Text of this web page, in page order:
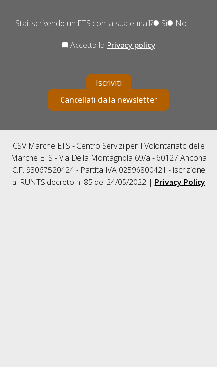
Stai iscrivendo un ETS con la sua e-mail? Sì No
Accetto la Privacy policy
Iscriviti
Cancellati dalla newsletter
CSV Marche ETS - Centro Servizi per il Volontariato delle
Marche ETS - Via Della Montagnola 69/a - 60127 Ancona
C.F. 93067520424 - Partita IVA 02596800421 - iscrizione
al RUNTS decreto n. 85 del 24/05/2022 | Privacy Policy